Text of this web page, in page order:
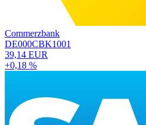
Commerzbank
DE000CBK1001
39,14 EUR
+0,18 %